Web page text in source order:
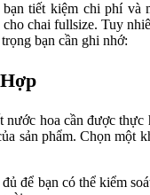
tiết kiệm chi phí
chai fullsize. Tuy
bạn cần ghi nhớ:
nước hoa cần được
sản phẩm. Chọn một
để bạn có thể kiểm